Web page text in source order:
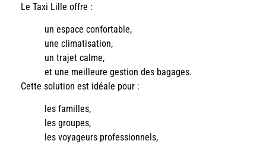
Le Taxi Lille offre :
un espace confortable,
une climatisation,
un trajet calme,
et une meilleure gestion des bagages.
Cette solution est idéale pour :
les familles,
les groupes,
les voyageurs professionnels,